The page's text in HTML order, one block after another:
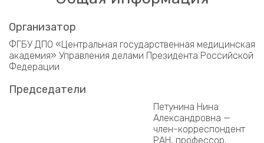
Организатор
ФГБУ ДПО «Центральная государственная медицинская
академия» Управления делами Президента Российской
Федерации
Председатели
Петунина Нина
Александровна —
член-корреспондент
РАН, профессор,